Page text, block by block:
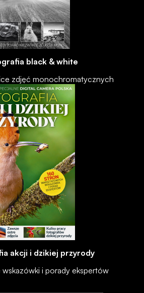
black & white
zdjęć monochromatycznych
akcji i dzikiej przyrody
i porady ekspertów